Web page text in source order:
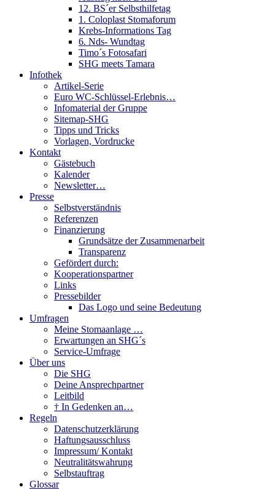
12. BS´er Selbsthilfetag
1. Coloplast Stomaforum
Krebs-Informations Tag
6. Nds- Wundtag
Timo´s Fotosafari
SHG meets Tamara
Infothek
Artikel-Serie
Euro WC-Schlüssel-Erlebnis…
Infomaterial der Gruppe
Sitemap-SHG
Tipps und Tricks
Vorlagen, Vordrucke
Kontakt
Gästebuch
Kalender
Newsletter…
Presse
Selbstverständnis
Referenzen
Finanzierung
Grundsätze der Zusammenarbeit
Transparenz
Gefördert durch:
Kooperationspartner
Links
Pressebilder
Das Logo und seine Bedeutung
Umfragen
Meine Stomaanlage …
Erwartungen an SHG´s
Service-Umfrage
Über uns
Die SHG
Deine Ansprechpartner
Leitbild
† In Gedenken an…
Regeln
Datenschutzerklärung
Haftungsausschluss
Impressum/ Kontakt
Neutralitätswahrung
Selbstauftrag
Glossar